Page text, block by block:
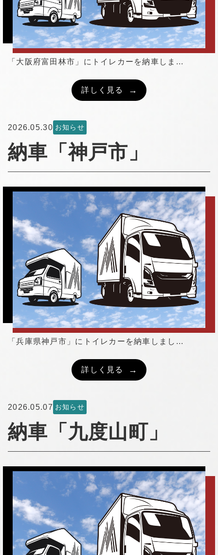
「大阪府富田林市」にトイレカーを納車しま...
詳しく見る
2026.05.30 お知らせ
納車「神戸市」
「兵庫県神戸市」にトイレカーを納車しまし...
詳しく見る
2026.05.07 お知らせ
納車「九度山町」